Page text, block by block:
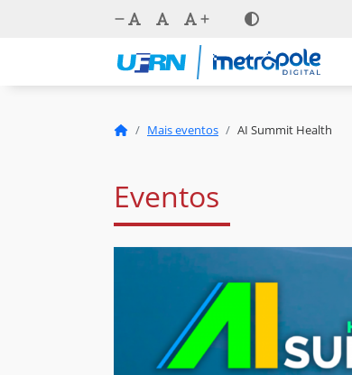
Mais eventos AI Summit Health
Eventos